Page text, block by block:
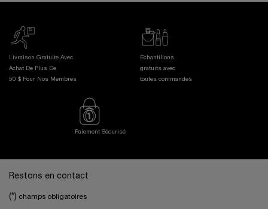
Livraison Gratuite Avec
Achat De Plus De
50 $ Pour Nos Membres
Échantillons
gratuits avec
toutes commandes
Paiement Sécurisé
Restons en contact
(*) champs obligatoires